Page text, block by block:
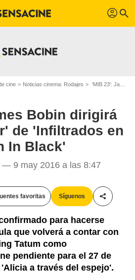
profil search
cine Noticias cinema: Rodajes 'MIB 23': James Bobin dirigirá el 'crossover' de 'Infiltrados en clase' y 'Men In Black'
Bobin dirigirá
de 'Infiltrados en
In Black'
— 9 may 2016 a las 8:47
favoritas Síguenos
para hacerse
que volverá a contar con
Tatum como
pendiente para el 27 de
a través del espejo'.